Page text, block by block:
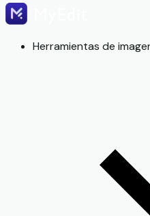
Herramientas de